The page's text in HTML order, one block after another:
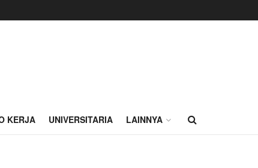
KERJA UNIVERSITARIA LAINNYA